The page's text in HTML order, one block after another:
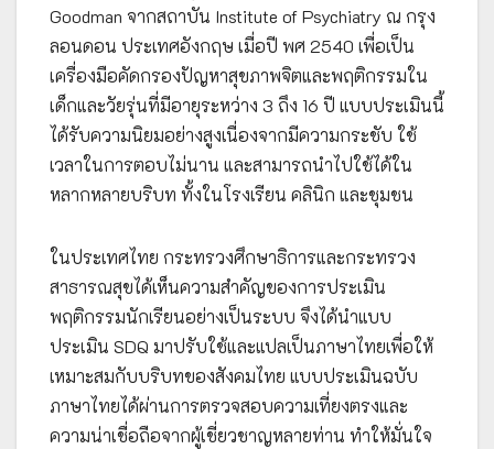
Goodman จากสถาบัน Institute of Psychiatry ณ กรุง
ลอนดอน ประเทศอังกฤษ เมื่อปี พศ 2540 เพื่อเป็น
เครื่องมือคัดกรองปัญหาสุขภาพจิตและพฤติกรรมใน
เด็กและวัยรุ่นที่มีอายุระหว่าง 3 ถึง 16 ปี แบบประเมินนี้
ได้รับความนิยมอย่างสูงเนื่องจากมีความกระชับ ใช้
เวลาในการตอบไม่นาน และสามารถนำไปใช้ได้ใน
หลากหลายบริบท ทั้งในโรงเรียน คลินิก และชุมชน
ในประเทศไทย กระทรวงศึกษาธิการและกระทรวง
สาธารณสุขได้เห็นความสำคัญของการประเมิน
พฤติกรรมนักเรียนอย่างเป็นระบบ จึงได้นำแบบ
ประเมิน SDQ มาปรับใช้และแปลเป็นภาษาไทยเพื่อให้
เหมาะสมกับบริบทของสังคมไทย แบบประเมินฉบับ
ภาษาไทยได้ผ่านการตรวจสอบความเที่ยงตรงและ
ความน่าเชื่อถือจากผู้เชี่ยวชาญหลายท่าน ทำให้มั่นใจ